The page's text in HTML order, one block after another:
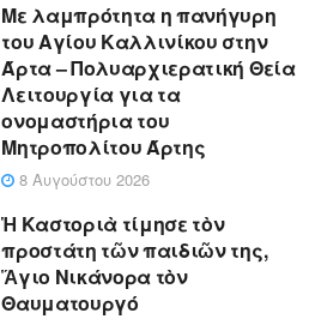
Με λαμπρότητα η πανήγυρη
του Αγίου Καλλινίκου στην
Άρτα – Πολυαρχιερατική Θεία
Λειτουργία για τα
ονομαστήρια του
Μητροπολίτου Άρτης
8 Αυγούστου 2026
Ἡ Καστοριὰ τίμησε τὸν
προστάτη τῶν παιδιῶν της,
Ἅγιο Νικάνορα τὸν
Θαυματουργό